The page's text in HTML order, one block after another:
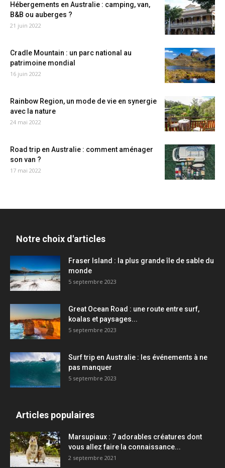
Hébergements en Australie : camping, van,
B&B ou auberges ?
21 juin 2022
Cradle Mountain : un parc national au
patrimoine mondial
16 juin 2022
Rainbow Region, un mode de vie en synergie
avec la nature
24 mai 2022
Road trip en Australie : comment aménager
son van ?
17 mai 2022
Notre choix d'articles
Fraser Island : la plus grande île de sable du
monde
5 septembre 2023
Great Ocean Road : une route entre surf,
koalas et paysages...
5 septembre 2023
Surf trip en Australie : les événements à ne
pas manquer
5 septembre 2023
Articles populaires
Marsupiaux : 7 adorables créatures dont
vous allez faire la connaissance...
2 septembre 2021